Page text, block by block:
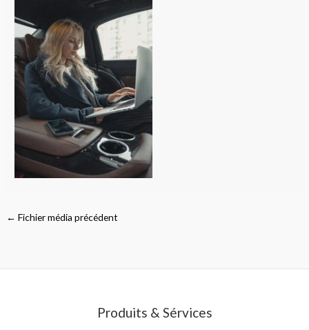
← Fichier média précédent
Produits & Sérvices